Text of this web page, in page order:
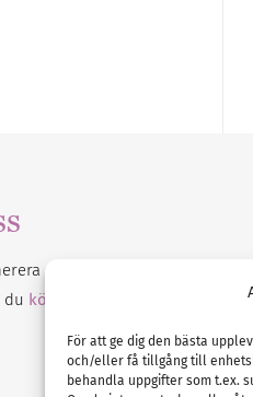
För att ge dig den bästa
och/eller få tillgång till
behandla uppgifter som t.ex.
på vårt
du köpa Bröllopsmagasinet